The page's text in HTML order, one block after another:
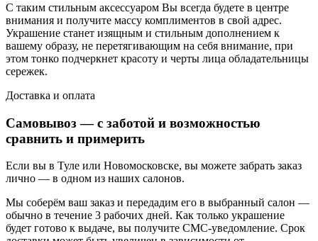
С таким стильным аксессуаром Вы всегда будете в центре
внимания и получите массу комплиментов в свой адрес.
Украшение станет изящным и стильным дополнением к
вашему образу, не перетягивающим на себя внимание, при
этом тонко подчеркнет красоту и черты лица обладательницы
сережек.
Доставка и оплата
Самовывоз — с заботой и возможностью
сравнить и примерить
Если вы в Туле или Новомосковске, вы можете забрать заказ
лично — в одном из наших салонов.
Мы соберём ваш заказ и передадим его в выбранный салон —
обычно в течение 3 рабочих дней. Как только украшение
будет готово к выдаче, вы получите СМС-уведомление. Срок